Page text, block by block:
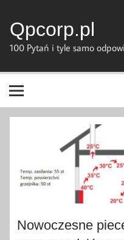
content
Qpcorp.pl
100 Pytań i tyle samo
Nowoczesne